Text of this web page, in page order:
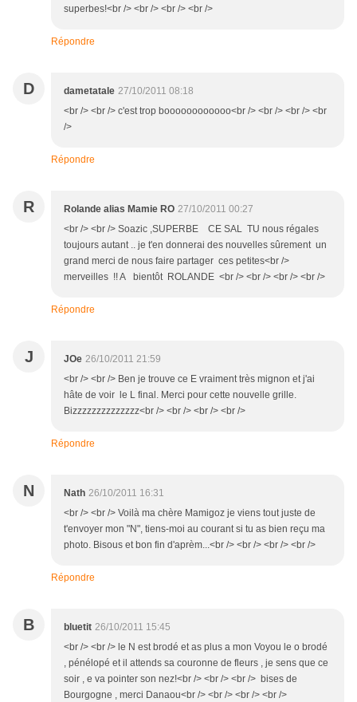
superbes!<br /> <br /> <br /> <br />
Répondre
D dametatale 27/10/2011 08:18
<br /> <br /> c'est trop boooooooooooo<br /> <br /> <br /> <br
/>
Répondre
R Rolande alias Mamie RO 27/10/2011 00:27
<br /> <br /> Soazic ,SUPERBE CE SAL TU nous régales
toujours autant .. je t'en donnerai des nouvelles sûrement un
grand merci de nous faire partager ces petites<br />
merveilles !! A bientôt ROLANDE <br /> <br /> <br /> <br />
Répondre
J JOe 26/10/2011 21:59
<br /> <br /> Ben je trouve ce E vraiment très mignon et j'ai
hâte de voir le L final. Merci pour cette nouvelle grille.
Bizzzzzzzzzzzzzz<br /> <br /> <br /> <br />
Répondre
N Nath 26/10/2011 16:31
<br /> <br /> Voilà ma chère Mamigoz je viens tout juste de
t'envoyer mon "N", tiens-moi au courant si tu as bien reçu ma
photo. Bisous et bon fin d'aprèm...<br /> <br /> <br /> <br />
Répondre
B bluetit 26/10/2011 15:45
<br /> <br /> le N est brodé et as plus a mon Voyou le o brodé
, pénélopé et il attends sa couronne de fleurs , je sens que ce
soir , e va pointer son nez!<br /> <br /> <br /> bises de
Bourgogne , merci Danaou<br /> <br /> <br /> <br />